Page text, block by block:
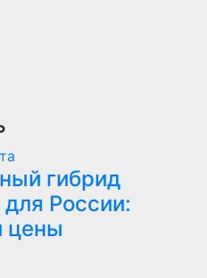
гибрид
для России:
цены